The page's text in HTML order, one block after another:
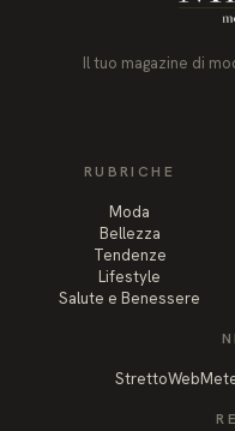
Il tuo magazine di
RUBRICHE
Moda
Bellezza
Tendenze
Lifestyle
Salute e Benessere
StrettoWeb